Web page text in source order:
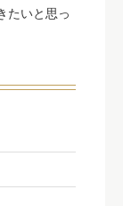
たいと思っ